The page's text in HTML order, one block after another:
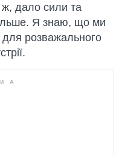
ж, дало сили та
Я знаю, що ми
розважального